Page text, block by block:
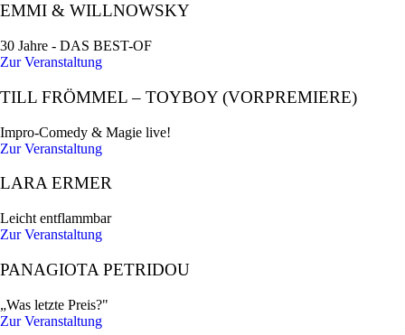
EMMI & WILLNOWSKY
30 Jahre - DAS BEST-OF
Zur Veranstaltung
TILL FRÖMMEL – TOYBOY (VORPREMIERE)
Impro-Comedy & Magie live!
Zur Veranstaltung
LARA ERMER
Leicht entflammbar
Zur Veranstaltung
PANAGIOTA PETRIDOU
„Was letzte Preis?"
Zur Veranstaltung